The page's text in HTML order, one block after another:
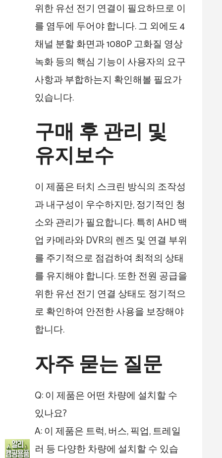
위한 유선 전기 연결이 필요하므로 이
를 염두에 두어야 합니다. 그 외에도 4
채널 분할 화면과 1080P 고화질 영상
녹화 등의 핵심 기능이 사용자의 요구
사항과 부합하는지 확인해볼 필요가
있습니다.
구매 후 관리 및
유지보수
이 제품은 터치 스크린 방식의 조작성
과 내구성이 우수하지만, 정기적인 청
소와 관리가 필요합니다. 특히 AHD 백
업 카메라와 DVR의 렌즈 및 연결 부위
를 주기적으로 점검하여 최적의 상태
를 유지해야 합니다. 또한 전원 공급을
위한 유선 전기 연결 상태도 정기적으
로 확인하여 안전한 사용을 보장해야
합니다.
자주 묻는 질문
Q: 이 제품은 어떤 차량에 설치할 수
있나요?
A: 이 제품은 트럭, 버스, 픽업, 트레일
러 등 다양한 차량에 설치할 수 있습